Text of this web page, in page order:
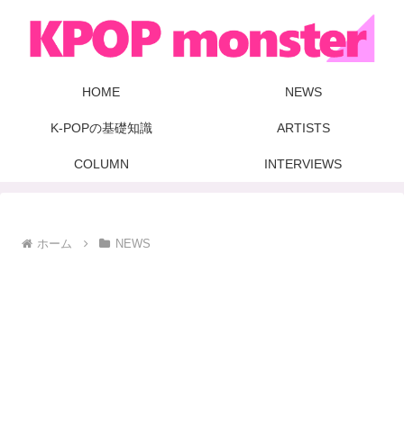
HOME NEWS
K-POPの基礎知識 ARTISTS
COLUMN INTERVIEWS
ホーム NEWS